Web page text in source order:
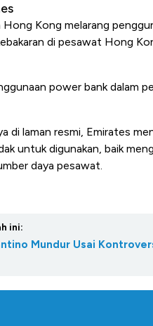
Kong melarang
di pesawat Hong
power bank dalam
di laman resmi, Emirates
untuk digunakan, baik
daya pesawat.
ini:
Mundur Usai